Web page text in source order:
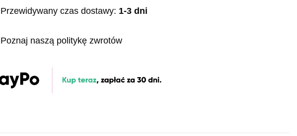
Przewidywany czas dostawy: 1-3 dni
Poznaj naszą politykę zwrotów